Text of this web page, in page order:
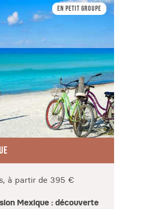
En petit Groupe
à partir de 395 €
Mexique : découverte